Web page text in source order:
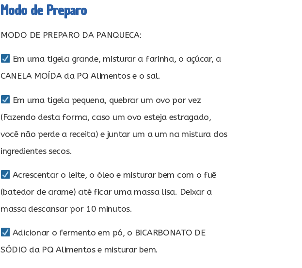
Modo de Preparo
MODO DE PREPARO DA PANQUECA:
Em uma tigela grande, misturar a farinha, o açúcar, a
CANELA MOÍDA da PQ Alimentos e o sal.
Em uma tigela pequena, quebrar um ovo por vez
(Fazendo desta forma, caso um ovo esteja estragado,
você não perde a receita) e juntar um a um na mistura dos
ingredientes secos.
Acrescentar o leite, o óleo e misturar bem com o fuê
(batedor de arame) até ficar uma massa lisa. Deixar a
massa descansar por 10 minutos.
Adicionar o fermento em pó, o BICARBONATO DE
SÓDIO da PQ Alimentos e misturar bem.